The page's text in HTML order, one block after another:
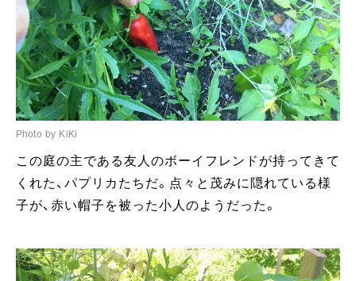
Photo by KiKi
この庭の主である友人のボーイフレンドが持ってきて
くれた、パプリカたちだ。点々と茂みに隠れている様
子が、赤い帽子を被った小人のようだった。